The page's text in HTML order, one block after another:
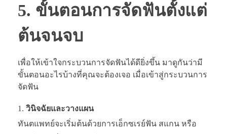
5. ขั้นตอนการจัดฟันตั้งแต่
ต้นจนจบ
เพื่อให้เข้าใจกระบวนการจัดฟันได้ดียิ่งขึ้น มาดูกันว่ามี
ขั้นตอนอะไรบ้างที่คุณจะต้องเจอ เมื่อเข้าสู่กระบวนการ
จัดฟัน
วินิจฉัยและวางแผน
ทันตแพทย์จะเริ่มต้นด้วยการเอ็กซเรย์ฟัน สแกน หรือ